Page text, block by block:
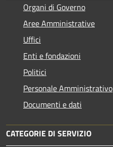
Organi di Governo
Aree Amministrative
Uffici
Enti e fondazioni
Politici
Personale Amministrativo
Documenti e dati
CATEGORIE DI SERVIZIO